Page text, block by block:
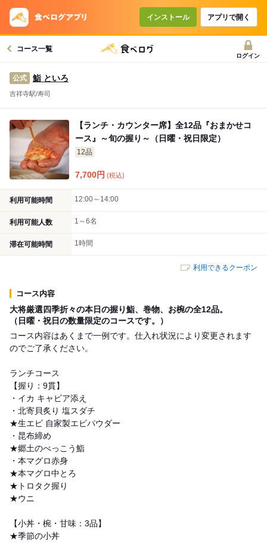
インストール アプリで開く
コース一覧
ログイン
公式 鮨 といろ
吉祥寺駅/寿司
【ランチ・カウンター席】全12品『おまかせコ
ース』～旬の握り～（日曜・祝日限定）
12品
7,700円 (税込)
利用可能時間 12:00～14:00
利用可能人数 1～6名
滞在可能時間 1時間
利用できるクーポン
コース内容
大将厳選四季折々の本日の握り鮨、巻物、お椀の全12品。
（日曜・祝日の数量限定のコースです。）
コース内容はあくまで一例です。仕入れ状況により変更されます
のでご了承ください。
ランチコース
【握り：9貫】
・イカ キャビア添え
・北寄貝炙り 塩スダチ
★生エビ 自家製エビパウダー
・昆布締め
★郷土のべっこう鮨
・本マグロ赤身
★本マグロ中とろ
★トロタク握り
★ウニ
【小丼・椀・甘味：3品】
★季節の小丼
コースで使えるクーポン
戻る
クーポンを利用せず予約する